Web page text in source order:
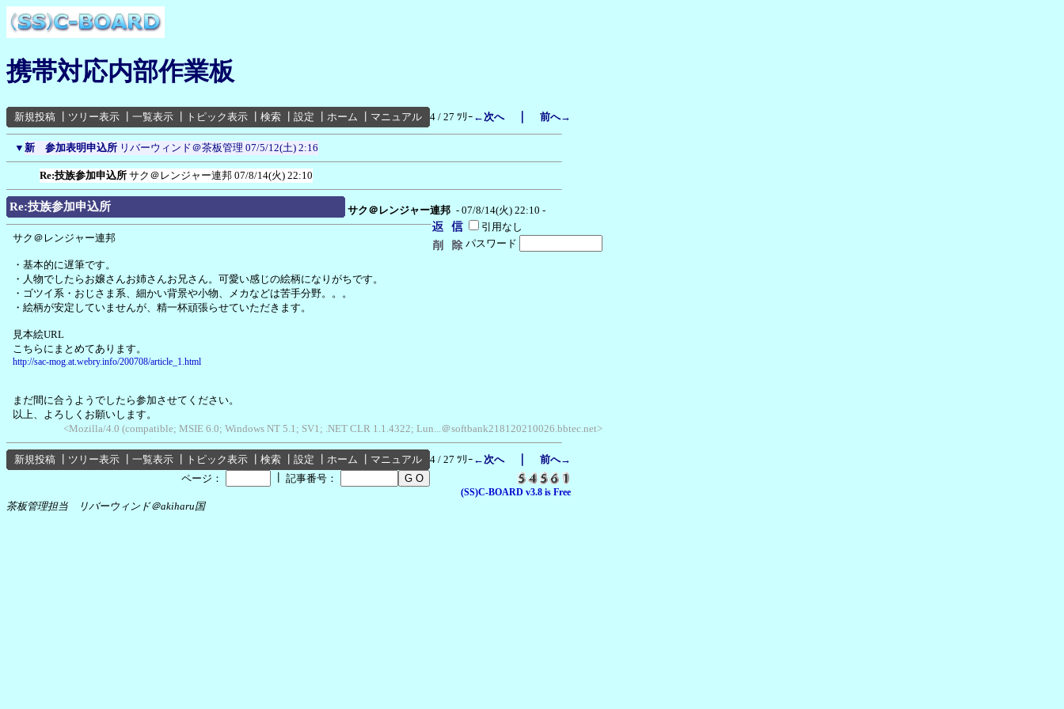
携帯対応内部作業板
新規投稿 ツリー表示 一覧表示 トピック表示 検索 設定 ホーム マニュアル 4 / 27 ﾂﾘｰ ←次へ｜ 前へ→
▼ 新 参加表明申込所 リバーウィンド＠茶板管理 07/5/12(土) 2:16
Re:技族参加申込所 サク＠レンジャー連邦 07/8/14(火) 22:10
Re:技族参加申込所 サク＠レンジャー連邦 - 07/8/14(火) 22:10 -
引用なし
パスワード
サク＠レンジャー連邦
・基本的に遅筆です。
・人物でしたらお嬢さんお姉さんお兄さん。可愛い感じの絵柄になりがちです。
・ゴツイ系・おじさま系、細かい背景や小物、メカなどは苦手分野。。。
・絵柄が安定していませんが、精一杯頑張らせていただきます。
見本絵URL
こちらにまとめてあります。
http://sac-mog.at.webry.info/200708/article_1.html
まだ間に合うようでしたら参加させてください。
以上、よろしくお願いします。
<Mozilla/4.0 (compatible; MSIE 6.0; Windows NT 5.1; SV1; .NET CLR 1.1.4322; Lun...＠softbank218120210026.bbtec.net>
新規投稿 ツリー表示 一覧表示 トピック表示 検索 設定 ホーム マニュアル 4 / 27 ﾂﾘｰ ←次へ｜ 前へ→
ページ：
記事番号：
(SS)C-BOARD v3.8 is Free
茶板管理担当 リバーウィンド＠akiharu国